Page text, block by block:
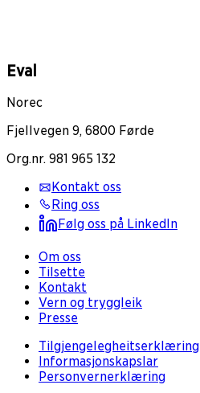
Eval
Norec
Fjellvegen 9, 6800 Førde
Org.nr. 981 965 132
Kontakt oss
Ring oss
Følg oss på LinkedIn
Om oss
Tilsette
Kontakt
Vern og tryggleik
Presse
Tilgjengelegheitserklæring
Informasjonskapslar
Personvernerklæring